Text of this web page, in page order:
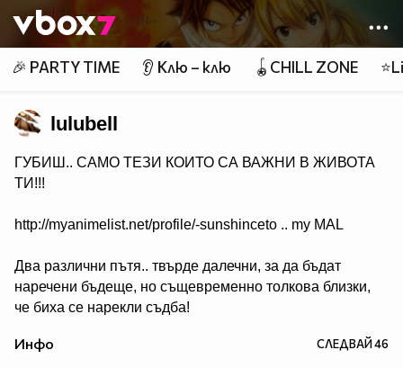
👾
🎉 PARTY TIME 👂 Клю – клю 🪀CHILL ZONE
lulubell
ГУБИШ.. САМО ТЕЗИ КОИТО СА ВАЖНИ В ЖИВОТА
ТИ!!!
http://myanimelist.net/profile/-sunshinceto .. my MAL
Два различни пътя.. твърде далечни, за да бъдат
наречени бъдеще, но същевременно толкова близки,
че биха се нарекли съдба!
Инфо СЛЕДВАЙ46